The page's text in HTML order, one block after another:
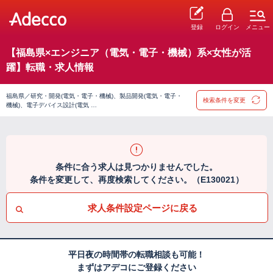
登録 ログイン メニュー
【福島県×エンジニア（電気・電子・機械）系×女性が活
躍】転職・求人情報
福島県／研究・開発(電気・電子・機械)、製品開発(電気・電子・
機械)、電子デバイス設計(電気 …
検索条件を変更
条件に合う求人は見つかりませんでした。
条件を変更して、再度検索してください。（E130021）
求人条件設定ページに戻る
平日夜の時間帯の転職相談も可能！
まずはアデコにご登録ください